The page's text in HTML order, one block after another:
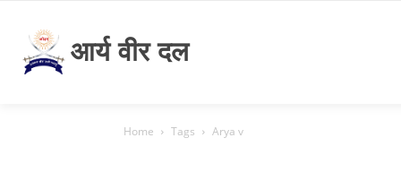
आर्य वीर दल
Home Tags Arya v